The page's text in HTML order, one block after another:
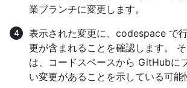
業ブランチに変更します。
表示された変更に、codespace で
更が含まれることを確認します。
は、コードスペースから GitHubに
い変更があることを示している可能